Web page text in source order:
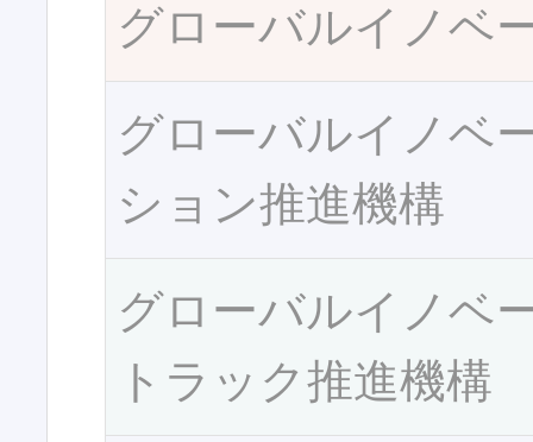
グローバルイノベ
グローバルイノベ
ション推進機構
グローバルイノベ
トラック推進機構